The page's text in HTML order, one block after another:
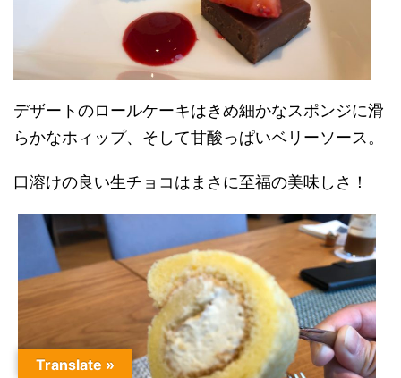
デザートのロールケーキはきめ細かなスポンジに滑
らかなホィップ、そして甘酸っぱいベリーソース。
口溶けの良い生チョコはまさに至福の美味しさ！
Translate »